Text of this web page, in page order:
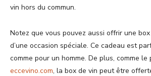
vin hors du commun.
Notez que vous pouvez aussi offrir une
d’une occasion spéciale. Ce cadeau est
comme pour un homme. De plus, comme le
eccevino.com, la box de vin peut être